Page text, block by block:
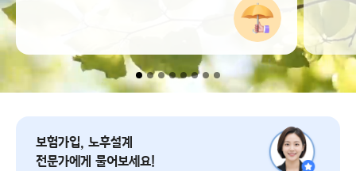
전문가 상담 서비스 신청
보험가입, 노후설계
전문가에게 물어보세요!